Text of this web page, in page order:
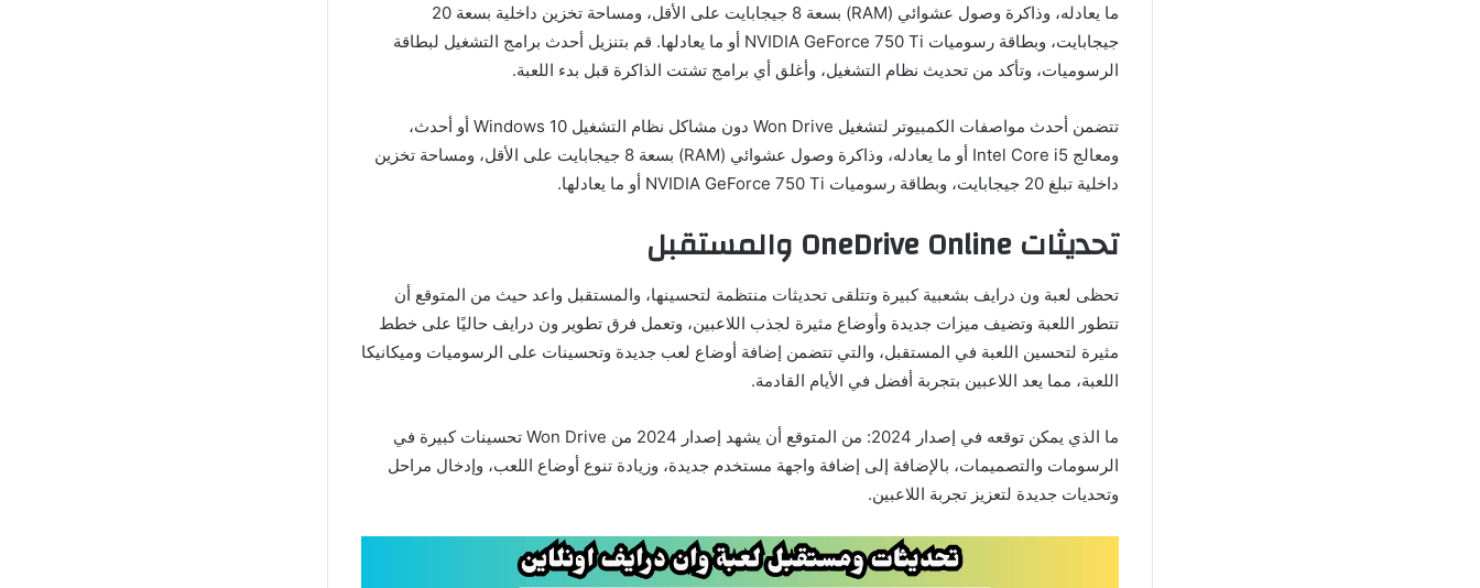
ما يعادله، وذاكرة وصول عشوائي (RAM) بسعة 8 جيجابايت على الأقل، ومساحة تخزين داخلية بسعة 20
جيجابايت، وبطاقة رسوميات NVIDIA GeForce 750 Ti أو ما يعادلها. قم بتنزيل أحدث برامج التشغيل لبطاقة
الرسوميات، وتأكد من تحديث نظام التشغيل، وأغلق أي برامج تشتت الذاكرة قبل بدء اللعبة.
تتضمن أحدث مواصفات الكمبيوتر لتشغيل Won Drive دون مشاكل نظام التشغيل Windows 10 أو أحدث،
ومعالج Intel Core i5 أو ما يعادله، وذاكرة وصول عشوائي (RAM) بسعة 8 جيجابايت على الأقل، ومساحة تخزين
داخلية تبلغ 20 جيجابايت، وبطاقة رسوميات NVIDIA GeForce 750 Ti أو ما يعادلها.
تحديثات OneDrive Online والمستقبل
تحظى لعبة ون درايف بشعبية كبيرة وتتلقى تحديثات منتظمة لتحسينها، والمستقبل واعد حيث من المتوقع أن
تتطور اللعبة وتضيف ميزات جديدة وأوضاع مثيرة لجذب اللاعبين، وتعمل فرق تطوير ون درايف حاليًا على خطط
مثيرة لتحسين اللعبة في المستقبل، والتي تتضمن إضافة أوضاع لعب جديدة وتحسينات على الرسوميات وميكانيكا
اللعبة، مما يعد اللاعبين بتجربة أفضل في الأيام القادمة.
ما الذي يمكن توقعه في إصدار 2024: من المتوقع أن يشهد إصدار 2024 من Won Drive تحسينات كبيرة في
الرسومات والتصميمات، بالإضافة إلى إضافة واجهة مستخدم جديدة، وزيادة تنوع أوضاع اللعب، وإدخال مراحل
وتحديات جديدة لتعزيز تجربة اللاعبين.